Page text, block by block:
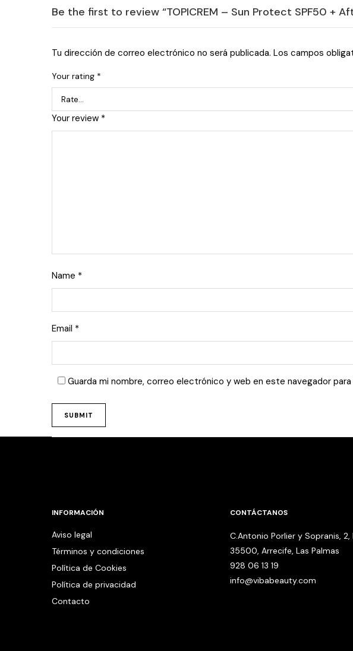
Be the first to review “TOPICREM – Sun Protect SPF50 +
Tu dirección de correo electrónico no será publicada. Los campos
Your rating *
Your review *
Name *
Email *
Guarda mi nombre, correo electrónico y web en este navegador
INFORMACIÓN
Aviso legal
Términos y condiciones
Política de Cookies
Política de privacidad
Contacto
CONTÁCTANOS
C.Antonio Porlier y Sopranis, 2,
35500, Arrecife, Las Palmas
928 06 13 19
info@vibabeauty.com